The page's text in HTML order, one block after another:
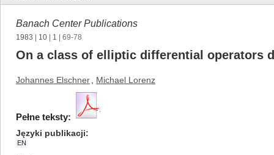
Banach Center Publications
1983 10 1 | 69-78
On a class of elliptic differential operators
Johannes Elschner Michael Lorenz
Pełne teksty:
Języki publikacji
EN